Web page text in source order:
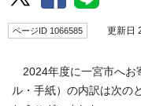
ページID 1066585 更新日
2024年度に一宮市へお
ル・手紙）の内訳は次の